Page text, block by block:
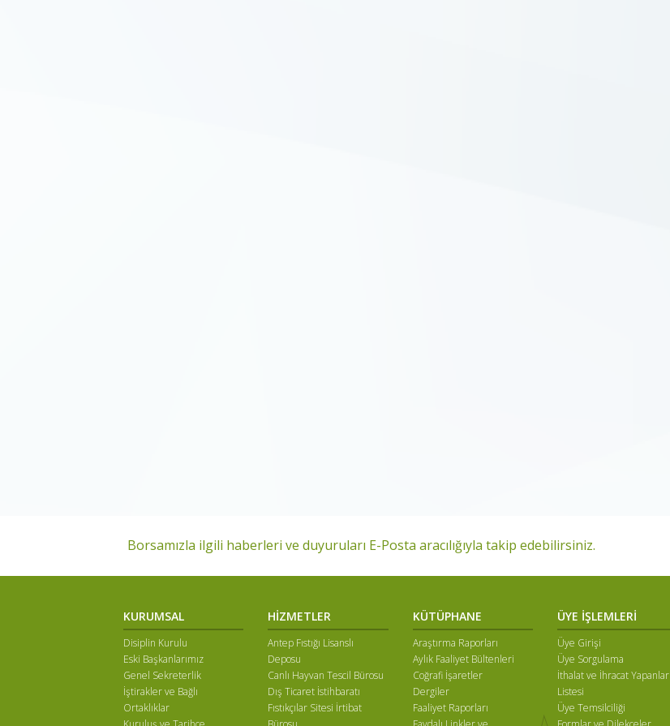
Borsamızla ilgili haberleri ve duyuruları E-Posta aracılığıyla takip edebilirsiniz.
KURUMSAL
Disiplin Kurulu
Eski Başkanlarımız
Genel Sekreterlik
İştirakler ve Bağlı
Ortaklıklar
HİZMETLER
Antep Fıstığı Lisanslı
Deposu
Canlı Hayvan Tescil Bürosu
Dış Ticaret İstihbaratı
Fıstıkçılar Sitesi İrtibat
KÜTÜPHANE
Araştırma Raporları
Aylık Faaliyet Bültenleri
Coğrafi İşaretler
Dergiler
Faaliyet Raporları
ÜYE İŞLEMLERİ
Üye Girişi
Üye Sorgulama
İthalat ve İhracat Yapanlar
Listesi
Üye Temsilciliği